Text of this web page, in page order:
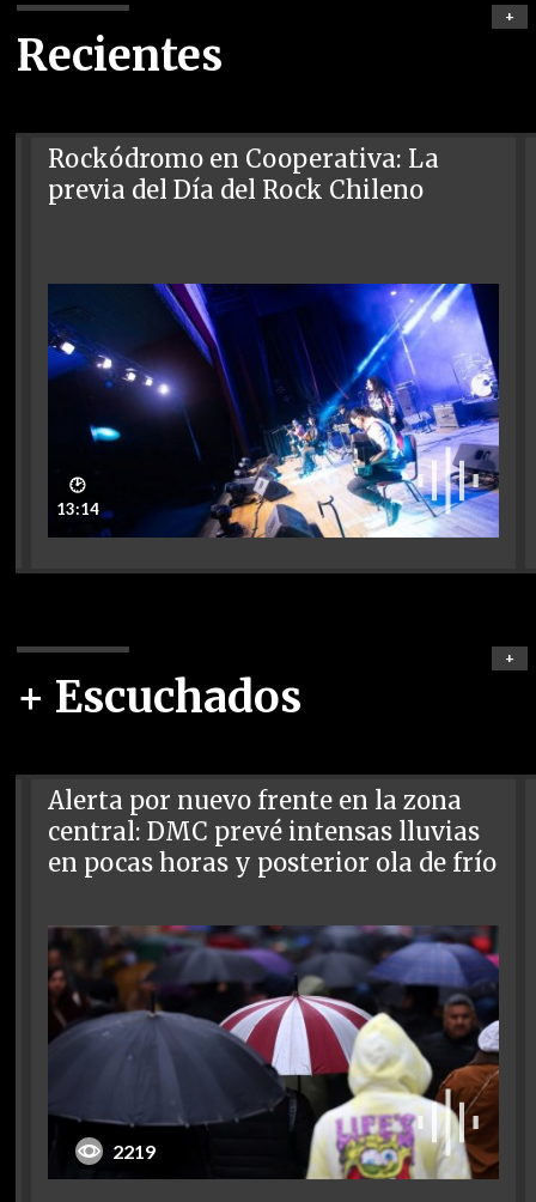
Recientes
+
Rockódromo en Cooperativa: La
previa del Día del Rock Chileno
🕑
13:14
+ Escuchados
+
Alerta por nuevo frente en la zona
central: DMC prevé intensas lluvias
en pocas horas y posterior ola de frío
2219